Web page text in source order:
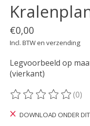
€0,00
Incl. BTW en verzending
Legvoorbeeld op
(vierkant)
De beoordeling van
(0)
DOWNLOAD ONDER